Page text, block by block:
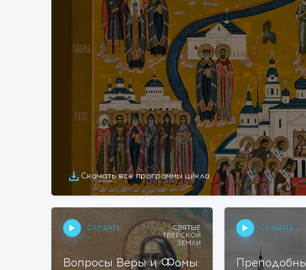
Скачать все программы цикла
СЛУШАТЬ
СВЯТЫЕ
ТВЕРСКОЙ
ЗЕМЛИ
Вопросы Веры и Фомы:
СЛУШАТЬ